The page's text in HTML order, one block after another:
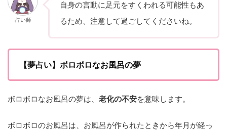
占い師
自身の言動に足元をすくわれる可能性もあ
るため、注意して過ごしてくださいね。
【夢占い】ボロボロなお風呂の夢
ボロボロなお風呂の夢は、 老化の不安を意味します。
ボロボロのお風呂は、お風呂が作られたときから年月が経っ